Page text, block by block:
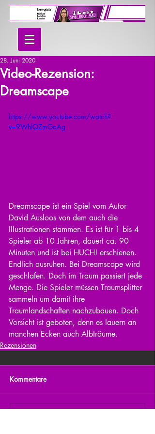
Video-Rezension:
Dreamscape
28. Juni 2020
https://www.youtube.com/watch?
v=9WhlQZmGaAg
Dreamscape ist ein Spiel vom Autor
David Ausloos von dem auch die
Illustrationen stammen. Es ist für 1 bis 4
Spieler ab 10 Jahren, dauert ca. 90
Minuten und ist bei HUCH! erschienen.
Endlich ausruhen. Bei Dreamscape wird
geschlafen. Doch im Traum passiert jede
Menge. Die Spieler müssen Traumsplitter
sammeln um damit ihre
Traumlandschaften nachzubauen. Doch
Vorsicht ist geboten, denn es lauern an
manchen Ecken auch Albträume.
Rezensionen
Kommentare